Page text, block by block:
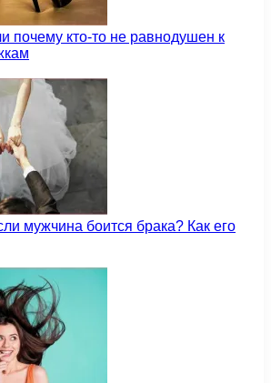
почему кто-то не равнодушен к
мужчина боится брака? Как его